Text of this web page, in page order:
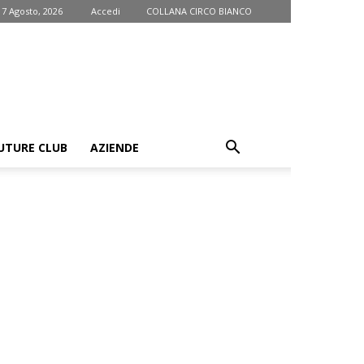
Agosto, 2026 Accedi COLLANA CIRCO BIANCO
CLUB AZIENDE